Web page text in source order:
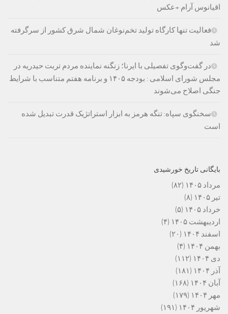
اقیانوس آرام +عکس
فعالیت تنها کارگاه تولید تخم‌نوغان شمال شرق کشور از سرگرفته
شد
در گفت‌وگوی تفصیلی با ایرنا؛ زنگنه نماینده مردم تربت حیدریه در
مجلس شورای اسلامی : بودجه ۱۴۰۵ و برنامه هفتم متناسب با شرایط
جنگی اصلاح می‌شوند
سخنگوی سپاه: تنگه هرمز به ابزار استراتژیک قدرت تبدیل شده
است
بایگانی تاریخ خورشیدی
مرداد ۱۴۰۵
(۸۲)
تیر ۱۴۰۵
(۸)
خرداد ۱۴۰۵
(۵)
اردیبهشت ۱۴۰۵
(۴)
اسفند ۱۴۰۴
(۲۰)
بهمن ۱۴۰۴
(۴)
دی ۱۴۰۴
(۱۱۲)
آذر ۱۴۰۴
(۱۸۱)
آبان ۱۴۰۴
(۱۶۸)
مهر ۱۴۰۴
(۱۷۹)
شهریور ۱۴۰۴
(۱۹۱)